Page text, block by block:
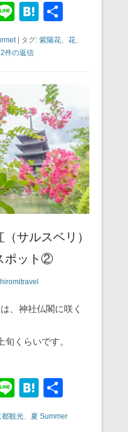
Li
n
e
H
at
e
a
有
| タグ: 紫陽花、 花、
2件の返信
サルスベリ）
ポット②
hiromitravel
、神社仏閣に咲く
旬くらいです。
Li
n
e
H
e
都観光 夏 Summer